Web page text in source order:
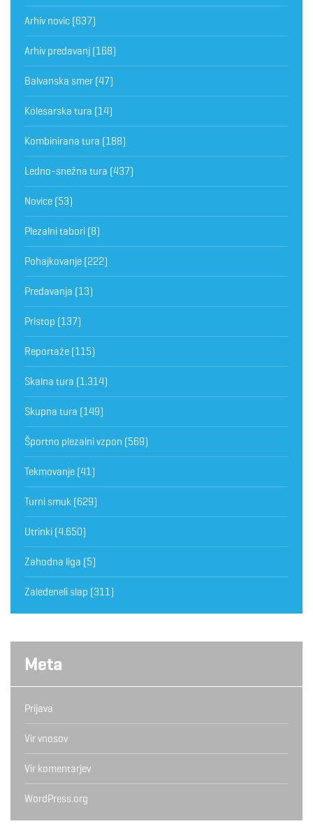
Arhiv novic (637)
Arhiv predavanj (168)
Balvanska smer (47)
Kolesarska tura (14)
Kombinirana tura (188)
Ledno-snežna tura (437)
Novice (53)
Plezalni tabori (8)
Pohajkovanje (222)
Predavanja (13)
Pristop (137)
Reportaže (115)
Skalna tura (1.314)
Skupna tura (149)
Športno plezalni vzpon (569)
Tekmovanje (41)
Turni smuk (629)
Utrinki (4.650)
Zahodna liga (5)
Zaledeneli slap (311)
Meta
Prijava
Vir vnosov
Vir komentarjev
WordPress.org